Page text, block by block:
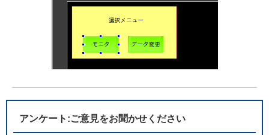
アンケート:ご意見をお聞かせください